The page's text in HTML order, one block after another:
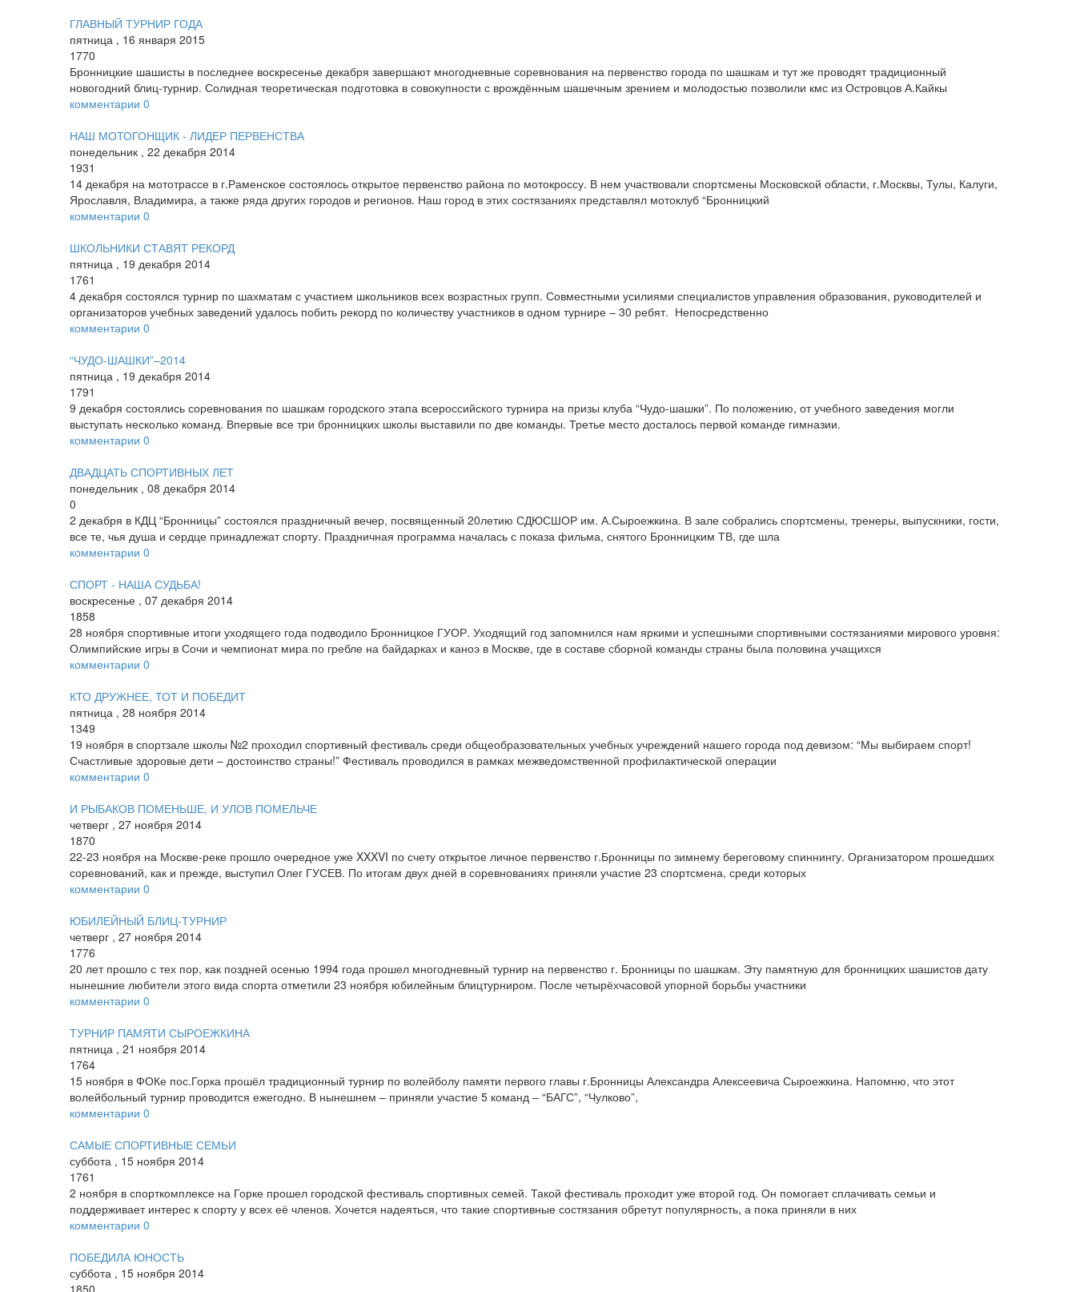
ГЛАВНЫЙ ТУРНИР ГОДА
пятница , 16 января 2015
1770
Бронницкие шашисты в последнее воскресенье декабря завершают многодневные соревнования на первенство города по шашкам и тут же проводят традиционный
новогодний блиц-турнир. Солидная теоретическая подготовка в совокупности с врождённым шашечным зрением и молодостью позволили кмс из Островцов А.Кайкы
комментарии 0
НАШ МОТОГОНЩИК - ЛИДЕР ПЕРВЕНСТВА
понедельник , 22 декабря 2014
1931
14 декабря на мототрассе в г.Раменское состоялось открытое первенство района по мотокроссу. В нем участвовали спортсмены Московской области, г.Москвы, Тулы, Калуги,
Ярославля, Владимира, а также ряда других городов и регионов. Наш город в этих состязаниях представлял мотоклуб “Бронницкий
комментарии 0
ШКОЛЬНИКИ СТАВЯТ РЕКОРД
пятница , 19 декабря 2014
1761
4 декабря состоялся турнир по шахматам с участием школьников всех возрастных групп. Совместными усилиями специалистов управления образования, руководителей и
организаторов учебных заведений удалось побить рекорд по количеству участников в одном турнире – 30 ребят. Непосредственно
комментарии 0
“ЧУДО-ШАШКИ”–2014
пятница , 19 декабря 2014
1791
9 декабря состоялись соревнования по шашкам городского этапа всероссийского турнира на призы клуба “Чудо-шашки”. По положению, от учебного заведения могли
выступать несколько команд. Впервые все три бронницких школы выставили по две команды. Третье место досталось первой команде гимназии.
комментарии 0
ДВАДЦАТЬ СПОРТИВНЫХ ЛЕТ
понедельник , 08 декабря 2014
0
2 декабря в КДЦ “Бронницы” состоялся праздничный вечер, посвященный 20­летию СДЮСШОР им. А.Сыроежкина. В зале собрались спортсмены, тренеры, выпускники, гости,
все те, чья душа и сердце принадлежат спорту. Праздничная программа началась с показа фильма, снятого Бронницким ТВ, где шла
комментарии 0
СПОРТ - НАША СУДЬБА!
воскресенье , 07 декабря 2014
1858
28 ноября спортивные итоги уходящего года подводило Бронницкое ГУОР. Уходящий год запомнился нам яркими и успешными спортивными состязаниями мирового уровня:
Олимпийские игры в Сочи и чемпионат мира по гребле на байдарках и каноэ в Москве, где в составе сборной команды страны была половина учащихся
комментарии 0
КТО ДРУЖНЕЕ, ТОТ И ПОБЕДИТ
пятница , 28 ноября 2014
1349
19 ноября в спортзале школы №2 проходил спортивный фестиваль среди общеобразовательных учебных учреждений нашего города под девизом: “Мы выбираем спорт!
Счастливые здоровые дети – достоинство страны!” Фестиваль проводился в рамках межведомственной профилактической операции
комментарии 0
И РЫБАКОВ ПОМЕНЬШЕ, И УЛОВ ПОМЕЛЬЧЕ
четверг , 27 ноября 2014
1870
22­-23 ноября на Москве-­реке прошло очередное уже XXXVI по счету открытое личное первенство г.Бронницы по зимнему береговому спиннингу. Организатором прошедших
соревнований, как и прежде, выступил Олег ГУСЕВ. По итогам двух дней в соревнованиях приняли участие 23 спортсмена, среди которых
комментарии 0
ЮБИЛЕЙНЫЙ БЛИЦ­-ТУРНИР
четверг , 27 ноября 2014
1776
20 лет прошло с тех пор, как поздней осенью 1994 года прошел многодневный турнир на первенство г. Бронницы по шашкам. Эту памятную для бронницких шашистов дату
нынешние любители этого вида спорта отметили 23 ноября юбилейным блиц­турниром. После четырёхчасовой упорной борьбы участники
комментарии 0
ТУРНИР ПАМЯТИ СЫРОЕЖКИНА
пятница , 21 ноября 2014
1764
15 ноября в ФОКе пос.Горка прошёл традиционный турнир по волейболу памяти первого главы г.Бронницы Александра Алексеевича Сыроежкина. Напомню, что этот
волейбольный турнир проводится ежегодно. В нынешнем – приняли участие 5 команд – “БАГС”, “Чулково”,
комментарии 0
САМЫЕ СПОРТИВНЫЕ СЕМЬИ
суббота , 15 ноября 2014
1761
2 ноября в спорткомплексе на Горке прошел городской фестиваль спортивных семей. Такой фестиваль проходит уже второй год. Он помогает сплачивать семьи и
поддерживает интерес к спорту у всех её членов. Хочется надеяться, что такие спортивные состязания обретут популярность, а пока приняли в них
комментарии 0
ПОБЕДИЛА ЮНОСТЬ
суббота , 15 ноября 2014
1850